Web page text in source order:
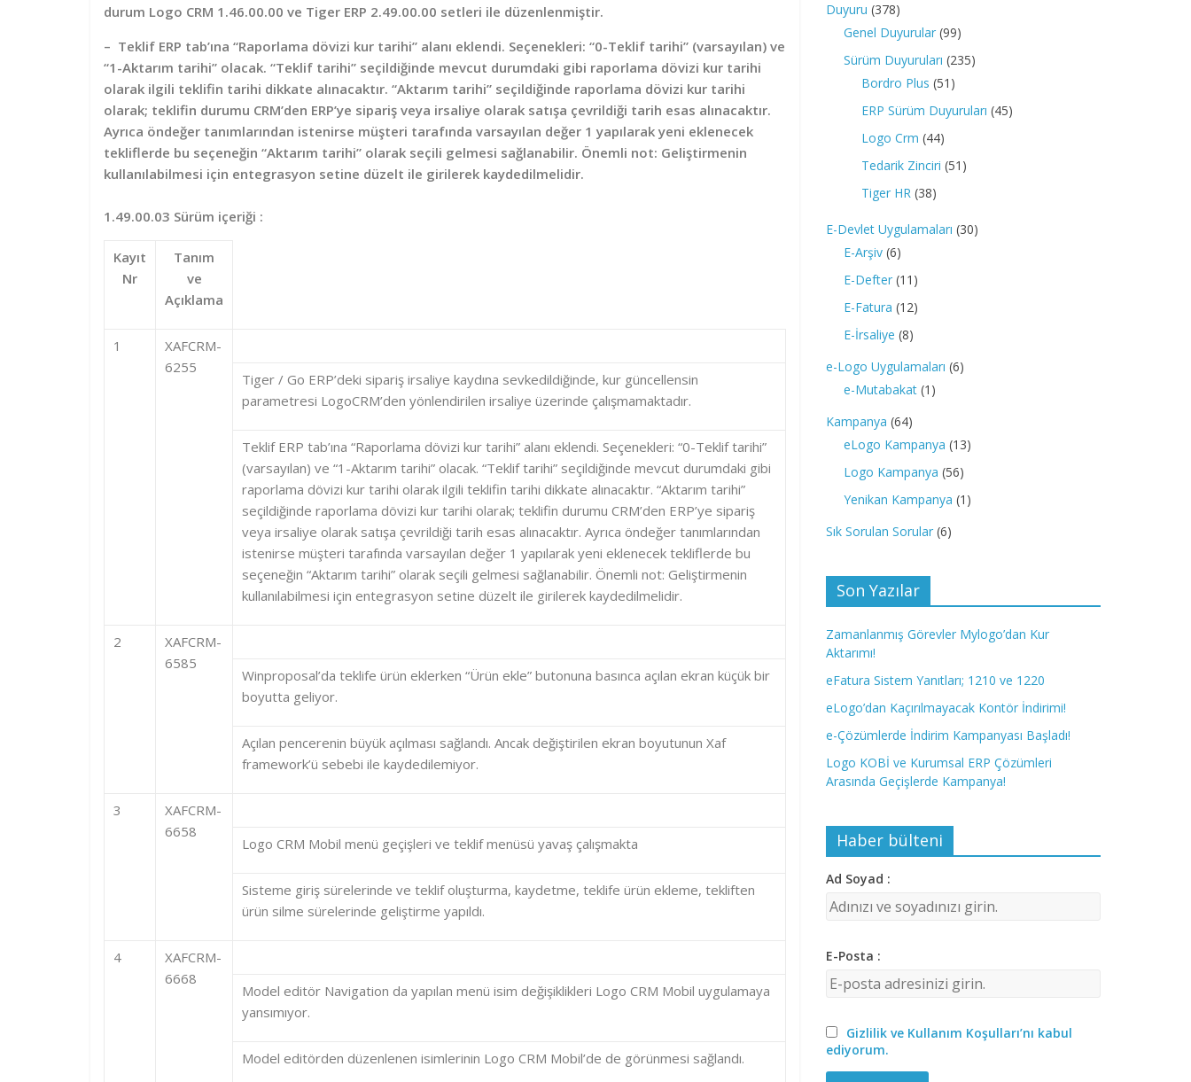
durum Logo CRM 1.46.00.00 ve Tiger ERP 2.49.00.00 setleri ile düzenlenmiştir.
– Teklif ERP tab’ına “Raporlama dövizi kur tarihi” alanı eklendi. Seçenekleri: “0-Teklif tarihi” (varsayılan) ve
“1-Aktarım tarihi” olacak. “Teklif tarihi” seçildiğinde mevcut durumdaki gibi raporlama dövizi kur tarihi
olarak ilgili teklifin tarihi dikkate alınacaktır. “Aktarım tarihi” seçildiğinde raporlama dövizi kur tarihi
olarak; teklifin durumu CRM’den ERP’ye sipariş veya irsaliye olarak satışa çevrildiği tarih esas alınacaktır.
Ayrıca öndeğer tanımlarından istenirse müşteri tarafında varsayılan değer 1 yapılarak yeni eklenecek
tekliflerde bu seçeneğin “Aktarım tarihi” olarak seçili gelmesi sağlanabilir. Önemli not: Geliştirmenin
kullanılabilmesi için entegrasyon setine düzelt ile girilerek kaydedilmelidir.
1.49.00.03 Sürüm içeriği :
Kayıt
Nr
Tanım
ve
Açıklama
1
XAFCRM-
6255
Tiger / Go ERP’deki sipariş irsaliye kaydına sevkedildiğinde, kur güncellensin
parametresi LogoCRM’den yönlendirilen irsaliye üzerinde çalışmamaktadır.
Teklif ERP tab’ına “Raporlama dövizi kur tarihi” alanı eklendi. Seçenekleri: “0-Teklif tarihi”
(varsayılan) ve “1-Aktarım tarihi” olacak. “Teklif tarihi” seçildiğinde mevcut durumdaki gibi
raporlama dövizi kur tarihi olarak ilgili teklifin tarihi dikkate alınacaktır. “Aktarım tarihi”
seçildiğinde raporlama dövizi kur tarihi olarak; teklifin durumu CRM’den ERP’ye sipariş
veya irsaliye olarak satışa çevrildiği tarih esas alınacaktır. Ayrıca öndeğer tanımlarından
istenirse müşteri tarafında varsayılan değer 1 yapılarak yeni eklenecek tekliflerde bu
seçeneğin “Aktarım tarihi” olarak seçili gelmesi sağlanabilir. Önemli not: Geliştirmenin
kullanılabilmesi için entegrasyon setine düzelt ile girilerek kaydedilmelidir.
2
XAFCRM-
6585
Winproposal’da teklife ürün eklerken “Ürün ekle” butonuna basınca açılan ekran küçük bir
boyutta geliyor.
Açılan pencerenin büyük açılması sağlandı. Ancak değiştirilen ekran boyutunun Xaf
framework’ü sebebi ile kaydedilemiyor.
3
XAFCRM-
6658
Logo CRM Mobil menü geçişleri ve teklif menüsü yavaş çalışmakta
Sisteme giriş sürelerinde ve teklif oluşturma, kaydetme, teklife ürün ekleme, tekliften
ürün silme sürelerinde geliştirme yapıldı.
4
XAFCRM-
6668
Model editör Navigation da yapılan menü isim değişiklikleri Logo CRM Mobil uygulamaya
yansımıyor.
Model editörden düzenlenen isimlerinin Logo CRM Mobil’de de görünmesi sağlandı.
Duyuru (378)
Genel Duyurular (99)
Sürüm Duyuruları (235)
Bordro Plus (51)
ERP Sürüm Duyuruları (45)
Logo Crm (44)
Tedarik Zinciri (51)
Tiger HR (38)
E-Devlet Uygulamaları (30)
E-Arşiv (6)
E-Defter (11)
E-Fatura (12)
E-İrsaliye (8)
e-Logo Uygulamaları (6)
e-Mutabakat (1)
Kampanya (64)
eLogo Kampanya (13)
Logo Kampanya (56)
Yenikan Kampanya (1)
Sık Sorulan Sorular (6)
Son Yazılar
Zamanlanmış Görevler Mylogo’dan Kur
Aktarımı!
eFatura Sistem Yanıtları; 1210 ve 1220
eLogo’dan Kaçırılmayacak Kontör İndirimi!
e-Çözümlerde İndirim Kampanyası Başladı!
Logo KOBİ ve Kurumsal ERP Çözümleri
Arasında Geçişlerde Kampanya!
Haber bülteni
Ad Soyad :
E-Posta :
Gizlilik ve Kullanım Koşulları’nı kabul
ediyorum.